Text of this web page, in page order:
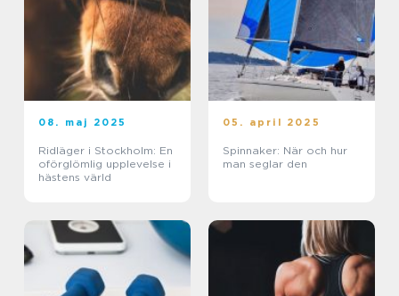
08. maj 2025
Ridläger i Stockholm: En
oförglömlig upplevelse i
hästens värld
05. april 2025
Spinnaker: När och hur
man seglar den